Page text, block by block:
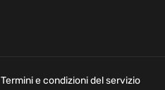
Termini e condizioni del servizio